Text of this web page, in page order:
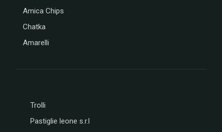
Amica Chips
Chatka
Amarelli
Trolli
Pastiglie leone s.r.l